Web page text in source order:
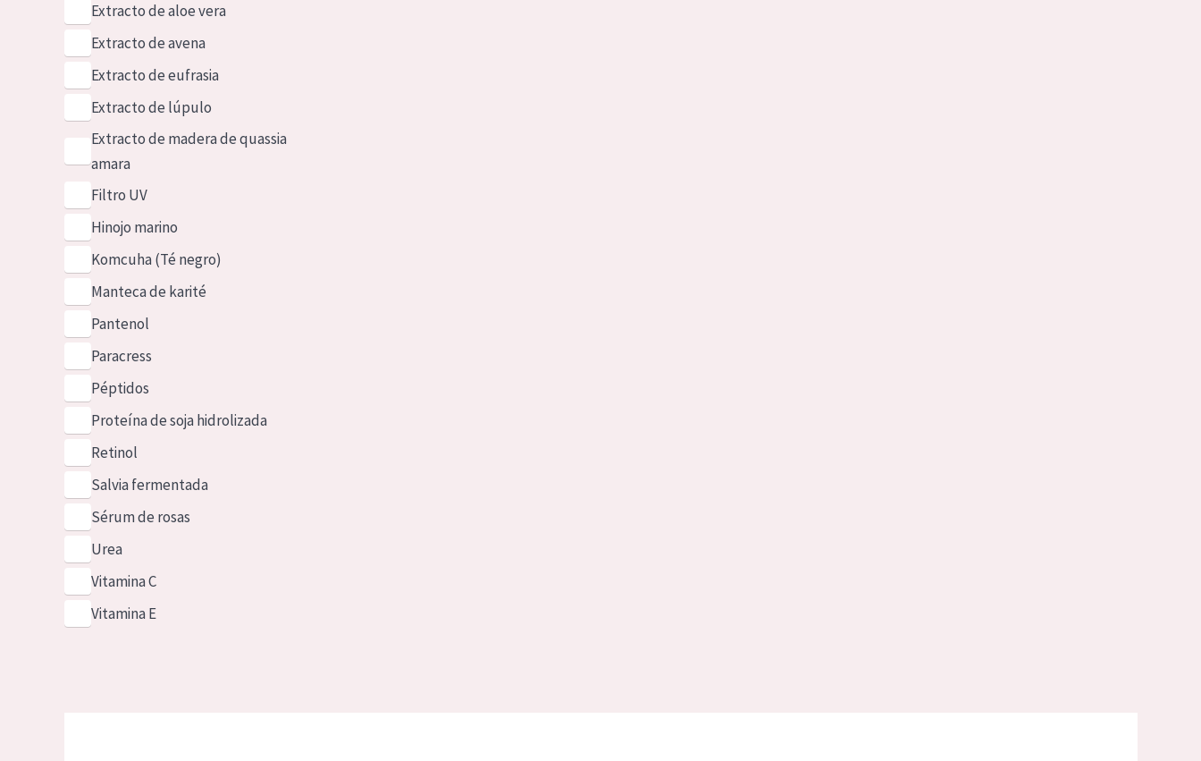
Extracto de aloe vera
Extracto de avena
Extracto de eufrasia
Extracto de lúpulo
Extracto de madera de quassia
amara
Filtro UV
Hinojo marino
Komcuha (Té negro)
Manteca de karité
Pantenol
Paracress
Péptidos
Proteína de soja hidrolizada
Retinol
Salvia fermentada
Sérum de rosas
Urea
Vitamina C
Vitamina E